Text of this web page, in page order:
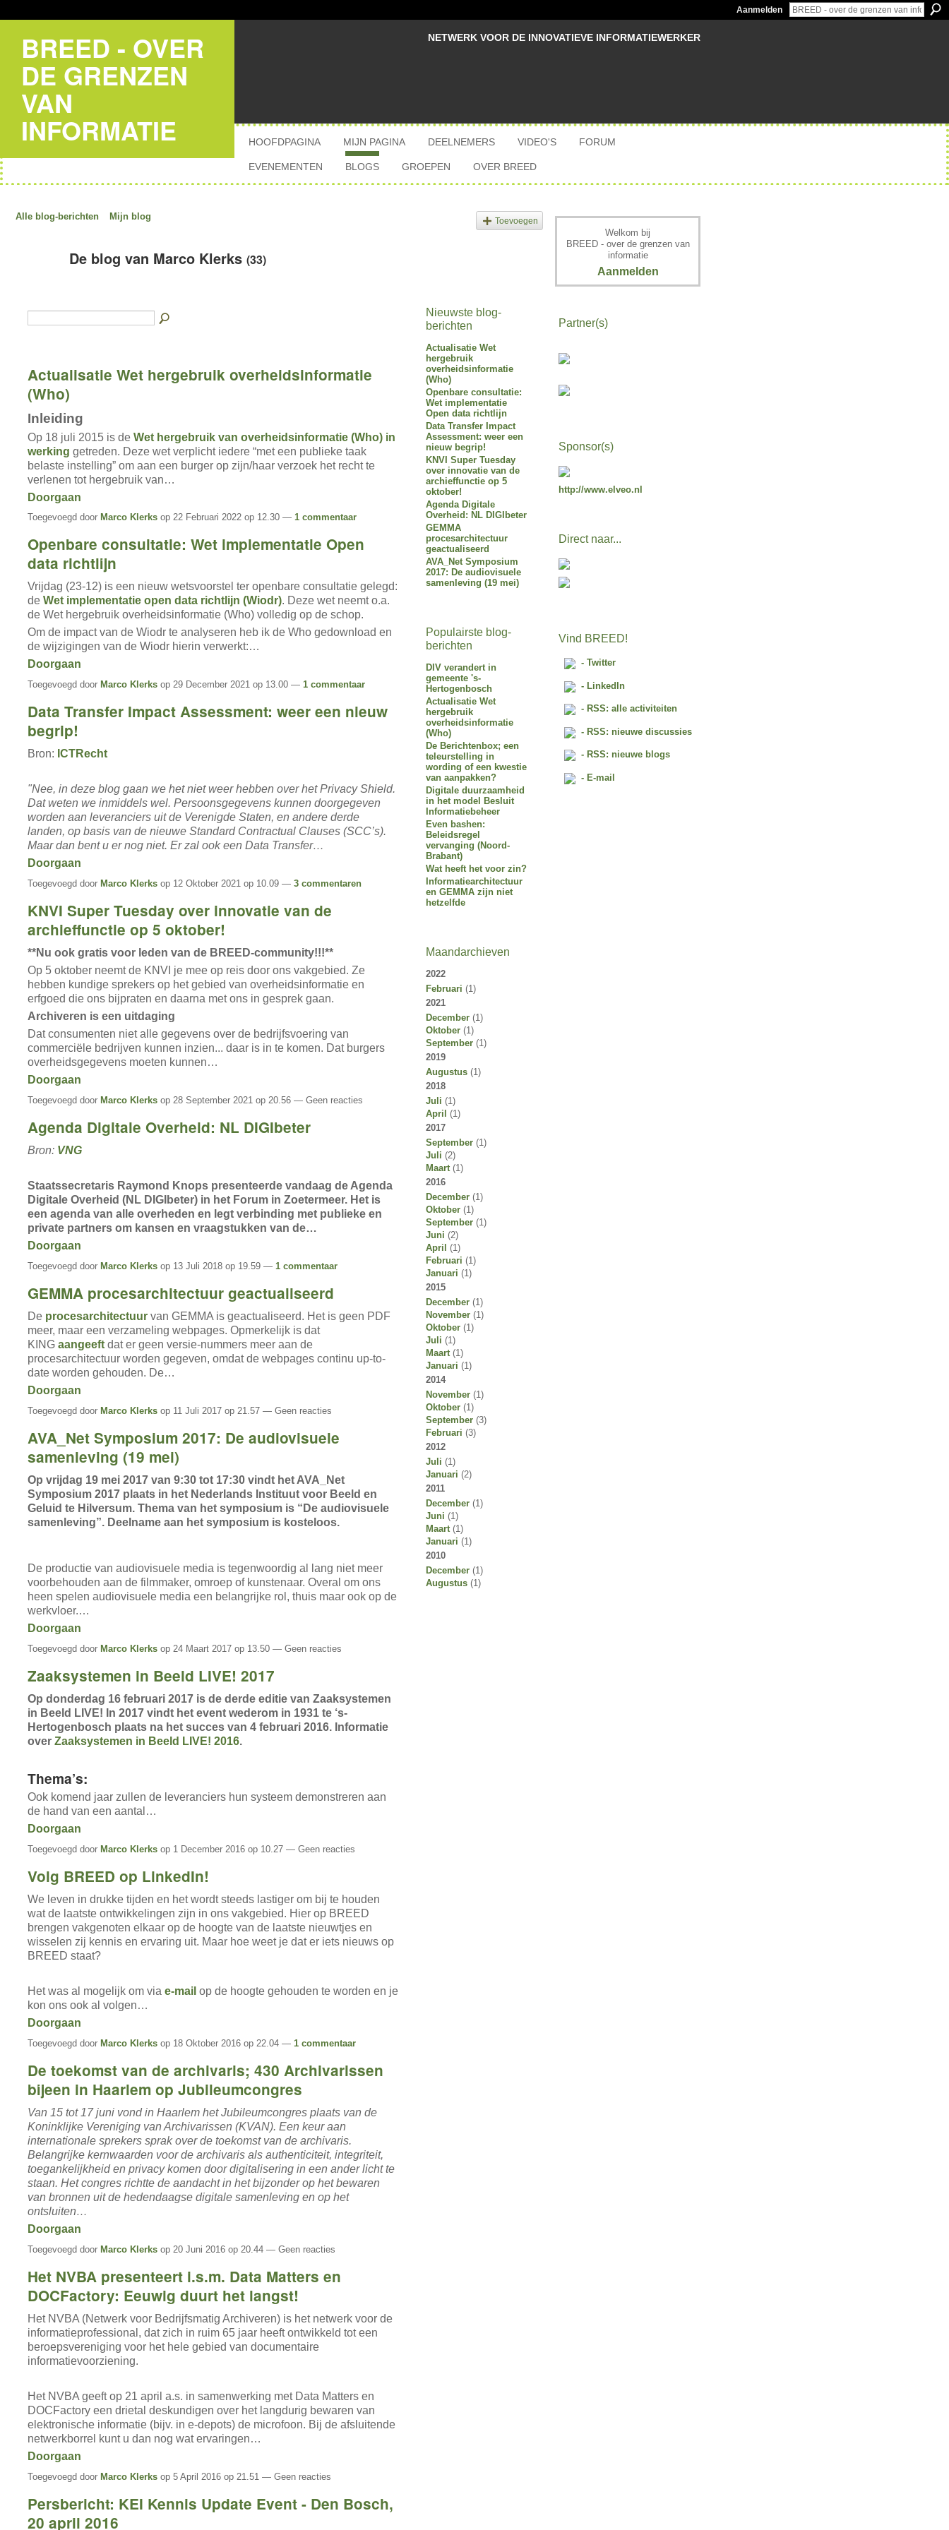
Aanmelden
BREED - OVER
DE GRENZEN
VAN
INFORMATIE
NETWERK VOOR DE INNOVATIEVE INFORMATIEWERKER
HOOFDPAGINA MIJN PAGINA DEELNEMERS VIDEO'S FORUM
EVENEMENTEN BLOGS GROEPEN OVER BREED
Alle blog-berichten Mijn blog Toevoegen
De blog van Marco Klerks (33)
Actualisatie Wet hergebruik overheidsinformatie
(Who)
Inleiding
Op 18 juli 2015 is de Wet hergebruik van overheidsinformatie (Who) in
werking getreden. Deze wet verplicht iedere “met een publieke taak
belaste instelling” om aan een burger op zijn/haar verzoek het recht te
verlenen tot hergebruik van…
Doorgaan
Toegevoegd door Marco Klerks op 22 Februari 2022 op 12.30 — 1 commentaar
Openbare consultatie: Wet implementatie Open
data richtlijn
Vrijdag (23-12) is een nieuw wetsvoorstel ter openbare consultatie gelegd:
de Wet implementatie open data richtlijn (Wiodr). Deze wet neemt o.a.
de Wet hergebruik overheidsinformatie (Who) volledig op de schop.
Om de impact van de Wiodr te analyseren heb ik de Who gedownload en
de wijzigingen van de Wiodr hierin verwerkt:…
Doorgaan
Toegevoegd door Marco Klerks op 29 December 2021 op 13.00 — 1 commentaar
Data Transfer Impact Assessment: weer een nieuw
begrip!
Bron: ICTRecht
"Nee, in deze blog gaan we het niet weer hebben over het Privacy Shield.
Dat weten we inmiddels wel. Persoonsgegevens kunnen doorgegeven
worden aan leveranciers uit de Verenigde Staten, en andere derde
landen, op basis van de nieuwe Standard Contractual Clauses (SCC’s).
Maar dan bent u er nog niet. Er zal ook een Data Transfer…
Doorgaan
Toegevoegd door Marco Klerks op 12 Oktober 2021 op 10.09 — 3 commentaren
KNVI Super Tuesday over innovatie van de
archieffunctie op 5 oktober!
**Nu ook gratis voor leden van de BREED-community!!!**
Op 5 oktober neemt de KNVI je mee op reis door ons vakgebied. Ze
hebben kundige sprekers op het gebied van overheidsinformatie en
erfgoed die ons bijpraten en daarna met ons in gesprek gaan.
Archiveren is een uitdaging
Dat consumenten niet alle gegevens over de bedrijfsvoering van
commerciële bedrijven kunnen inzien... daar is in te komen. Dat burgers
overheidsgegevens moeten kunnen…
Doorgaan
Toegevoegd door Marco Klerks op 28 September 2021 op 20.56 — Geen reacties
Agenda Digitale Overheid: NL DIGIbeter
Bron: VNG
Staatssecretaris Raymond Knops presenteerde vandaag de Agenda
Digitale Overheid (NL DIGIbeter) in het Forum in Zoetermeer. Het is
een agenda van alle overheden en legt verbinding met publieke en
private partners om kansen en vraagstukken van de…
Doorgaan
Toegevoegd door Marco Klerks op 13 Juli 2018 op 19.59 — 1 commentaar
GEMMA procesarchitectuur geactualiseerd
De procesarchitectuur van GEMMA is geactualiseerd. Het is geen PDF
meer, maar een verzameling webpages. Opmerkelijk is dat
KING aangeeft dat er geen versie-nummers meer aan de
procesarchitectuur worden gegeven, omdat de webpages continu up-to-
date worden gehouden. De…
Doorgaan
Toegevoegd door Marco Klerks op 11 Juli 2017 op 21.57 — Geen reacties
AVA_Net Symposium 2017: De audiovisuele
samenleving (19 mei)
Op vrijdag 19 mei 2017 van 9:30 tot 17:30 vindt het AVA_Net
Symposium 2017 plaats in het Nederlands Instituut voor Beeld en
Geluid te Hilversum. Thema van het symposium is “De audiovisuele
samenleving”. Deelname aan het symposium is kosteloos.
De productie van audiovisuele media is tegenwoordig al lang niet meer
voorbehouden aan de filmmaker, omroep of kunstenaar. Overal om ons
heen spelen audiovisuele media een belangrijke rol, thuis maar ook op de
werkvloer.…
Doorgaan
Toegevoegd door Marco Klerks op 24 Maart 2017 op 13.50 — Geen reacties
Zaaksystemen in Beeld LIVE! 2017
Op donderdag 16 februari 2017 is de derde editie van Zaaksystemen
in Beeld LIVE! In 2017 vindt het event wederom in 1931 te ‘s-
Hertogenbosch plaats na het succes van 4 februari 2016. Informatie
over Zaaksystemen in Beeld LIVE! 2016.
Thema’s:
Ook komend jaar zullen de leveranciers hun systeem demonstreren aan
de hand van een aantal…
Doorgaan
Toegevoegd door Marco Klerks op 1 December 2016 op 10.27 — Geen reacties
Volg BREED op LinkedIn!
We leven in drukke tijden en het wordt steeds lastiger om bij te houden
wat de laatste ontwikkelingen zijn in ons vakgebied. Hier op BREED
brengen vakgenoten elkaar op de hoogte van de laatste nieuwtjes en
wisselen zij kennis en ervaring uit. Maar hoe weet je dat er iets nieuws op
BREED staat?
Het was al mogelijk om via e-mail op de hoogte gehouden te worden en je
kon ons ook al volgen…
Doorgaan
Toegevoegd door Marco Klerks op 18 Oktober 2016 op 22.04 — 1 commentaar
De toekomst van de archivaris; 430 Archivarissen
bijeen in Haarlem op Jubileumcongres
Van 15 tot 17 juni vond in Haarlem het Jubileumcongres plaats van de
Koninklijke Vereniging van Archivarissen (KVAN). Een keur aan
internationale sprekers sprak over de toekomst van de archivaris.
Belangrijke kernwaarden voor de archivaris als authenticiteit, integriteit,
toegankelijkheid en privacy komen door digitalisering in een ander licht te
staan. Het congres richtte de aandacht in het bijzonder op het bewaren
van bronnen uit de hedendaagse digitale samenleving en op het
ontsluiten…
Doorgaan
Toegevoegd door Marco Klerks op 20 Juni 2016 op 20.44 — Geen reacties
Het NVBA presenteert i.s.m. Data Matters en
DOCFactory: Eeuwig duurt het langst!
Het NVBA (Netwerk voor Bedrijfsmatig Archiveren) is het netwerk voor de
informatieprofessional, dat zich in ruim 65 jaar heeft ontwikkeld tot een
beroepsvereniging voor het hele gebied van documentaire
informatievoorziening.
Het NVBA geeft op 21 april a.s. in samenwerking met Data Matters en
DOCFactory een drietal deskundigen over het langdurig bewaren van
elektronische informatie (bijv. in e-depots) de microfoon. Bij de afsluitende
netwerkborrel kunt u dan nog wat ervaringen…
Doorgaan
Toegevoegd door Marco Klerks op 5 April 2016 op 21.51 — Geen reacties
Persbericht: KEI Kennis Update Event - Den Bosch,
20 april 2016
Nieuwste blog-
berichten
Actualisatie Wet
hergebruik
overheidsinformatie
(Who)
Openbare consultatie:
Wet implementatie
Open data richtlijn
Data Transfer Impact
Assessment: weer een
nieuw begrip!
KNVI Super Tuesday
over innovatie van de
archieffunctie op 5
oktober!
Agenda Digitale
Overheid: NL DIGIbeter
GEMMA
procesarchitectuur
geactualiseerd
AVA_Net Symposium
2017: De audiovisuele
samenleving (19 mei)
Populairste blog-
berichten
DIV verandert in
gemeente 's-
Hertogenbosch
Actualisatie Wet
hergebruik
overheidsinformatie
(Who)
De Berichtenbox; een
teleurstelling in
wording of een kwestie
van aanpakken?
Digitale duurzaamheid
in het model Besluit
Informatiebeheer
Even bashen:
Beleidsregel
vervanging (Noord-
Brabant)
Wat heeft het voor zin?
Informatiearchitectuur
en GEMMA zijn niet
hetzelfde
Maandarchieven
2022
Februari (1)
2021
December (1)
Oktober (1)
September (1)
2019
Augustus (1)
2018
Juli (1)
April (1)
2017
September (1)
Juli (2)
Maart(1)
2016
December (1)
Oktober (1)
September (1)
Juni (2)
April (1)
Februari (1)
Januari (1)
2015
December (1)
November (1)
Oktober (1)
Juli (1)
Maart(1)
Januari (1)
2014
November (1)
Oktober (1)
September (3)
Februari (3)
2012
Juli (1)
Januari (2)
2011
December (1)
Juni (1)
Maart(1)
Januari (1)
2010
December (1)
Augustus (1)
Welkom bij
BREED - over de grenzen van
informatie
Aanmelden
Partner(s)
Sponsor(s)
http://www.elveo.nl
Direct naar...
Vind BREED!
- Twitter
- LinkedIn
- RSS: alle activiteiten
- RSS: nieuwe discussies
- RSS: nieuwe blogs
- E-mail